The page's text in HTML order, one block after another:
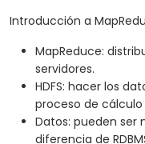
Introducción a
MapReduce:
servidores.
HDFS: hacer los
proceso de
Datos: pueden ser
diferencia de